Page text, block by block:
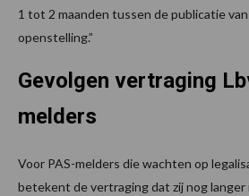
1 tot 2 maanden tussen de publicatie
openstelling.”
Gevolgen vertraging
melders
Voor PAS-melders die wachten op
betekent de vertraging dat zij nog langer